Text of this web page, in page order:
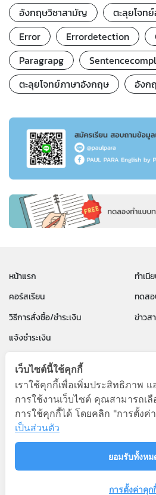
อังกฤษวิชาสามัญ
ตะลุยโจท
Error
Errordetection
Paragrapg
ตะลุยโจทย์ภาษาอังกฤษ
อังก
PAUL PARA
หน้าแรก
คอร์สเรียน
วิธีการสั่งซื้อ/ชำระเงิน
แจ้งชำระเงิน
ทำเนี
ทดส
ข่าวส
คำถามที่พบบ่อย
เว็บไซต์นี้ใช้คุกกี้
เราใช้คุกกี้เพื่อเพิ่มประสิทธิภาพ
การใช้งานเว็บไซต์ คุณสามารถเ
การใช้คุกกี้ได้ โดยคลิก "การตั้งค่
เป็นส่วนตัว
ยอมรับทั้งหม
การตั้งค่าคุก